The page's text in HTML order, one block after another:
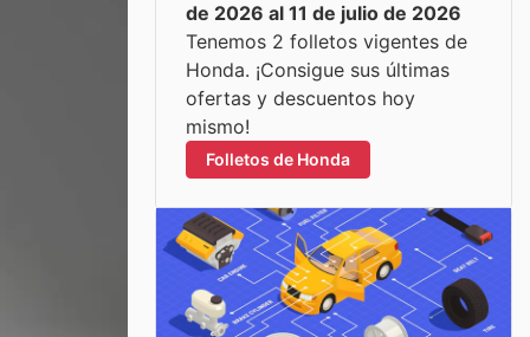
de 2026 al 11 de julio de 2026
Tenemos 2 folletos vigentes de
Honda. ¡Consigue sus últimas
ofertas y descuentos hoy
mismo!
Folletos de Honda